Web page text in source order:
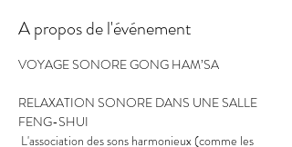
A propos de l'événement
VOYAGE SONORE GONG HAM’SA
RELAXATION SONORE DANS UNE SALLE
FENG-SHUI